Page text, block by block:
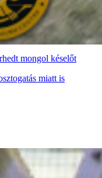
mongol késelőt
miatt is